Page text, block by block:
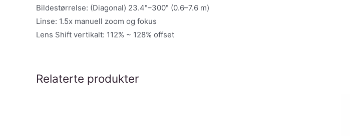
Bildestørrelse: (Diagonal) 23.4ʺ–300ʺ (0.6–7.6 m)
Linse: 1.5x manuell zoom og fokus
Lens Shift vertikalt: 112% ~ 128% offset
Relaterte produkter